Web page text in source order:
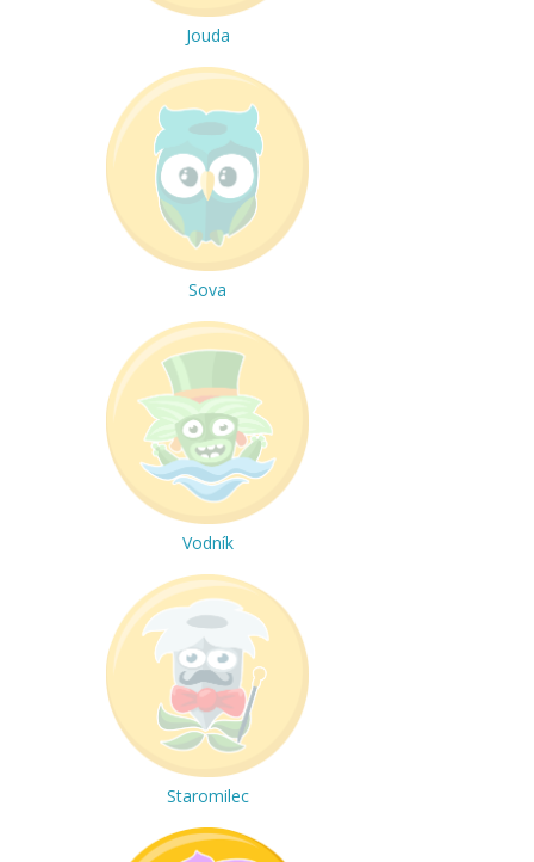
Jouda
Sova
Vodník
Staromilec